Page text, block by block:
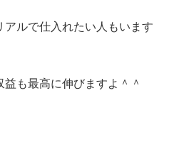
ルで仕入れたい人もいます
も最高に伸びますよ＾＾